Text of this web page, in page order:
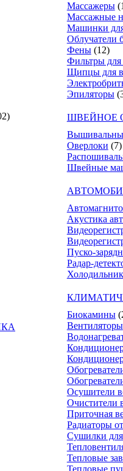
Массажеры
Массажные
Машинки
Облучатели
Фены (12)
Фильтры
Щипцы для
Эпиляторы
ШВЕЙНОЕ
Оверлоки (7)
Швейные
Акустика
Пуско-
Радар-
Биокамины
Вентиляторы
Осушители
Очистители
Приточная
Радиаторы
Сушилки
Тепловые
Тепловые